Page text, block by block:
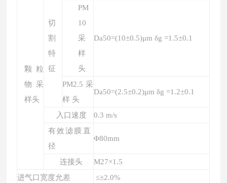
颗粒
物采
样头
切
割
特
征
PM
10
采
样
头
Da50=(10±0.5)μm δg =1.5±0.1
PM2.5采
样 头
Da50=(2.5±0.2)μm δg =1.2±0.1
入口速度
0.3 m/s
有效滤膜直
径
Φ80mm
连接头
M27×1.5
进气口宽度允差
≤±2.0%